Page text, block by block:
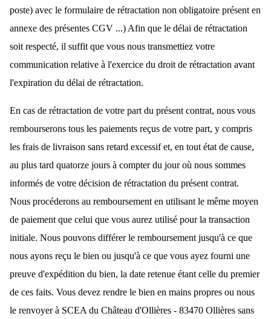
poste) avec le formulaire de rétractation non obligatoire présent en
annexe des présentes CGV ...) Afin que le délai de rétractation
soit respecté, il suffit que vous nous transmettiez votre
communication relative à l'exercice du droit de rétractation avant
l'expiration du délai de rétractation.
En cas de rétractation de votre part du présent contrat, nous vous
rembourserons tous les paiements reçus de votre part, y compris
les frais de livraison sans retard excessif et, en tout état de cause,
au plus tard quatorze jours à compter du jour où nous sommes
informés de votre décision de rétractation du présent contrat.
Nous procéderons au remboursement en utilisant le même moyen
de paiement que celui que vous aurez utilisé pour la transaction
initiale. Nous pouvons différer le remboursement jusqu'à ce que
nous ayons reçu le bien ou jusqu'à ce que vous ayez fourni une
preuve d'expédition du bien, la date retenue étant celle du premier
de ces faits. Vous devez rendre le bien en mains propres ou nous
le renvoyer à SCEA du Château d'Ollières - 83470 Ollières sans